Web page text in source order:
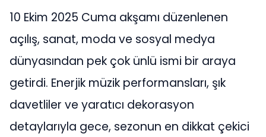
10 Ekim 2025 Cuma akşamı düzenlenen
açılış, sanat, moda ve sosyal medya
dünyasından pek çok ünlü ismi bir araya
getirdi. Enerjik müzik performansları, şık
davetliler ve yaratıcı dekorasyon
detaylarıyla gece, sezonun en dikkat çekici